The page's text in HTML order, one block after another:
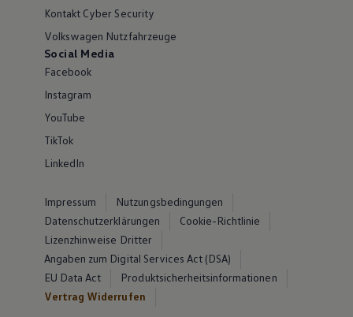
Kontakt Cyber Security
Volkswagen Nutzfahrzeuge
Social Media
Facebook
Instagram
YouTube
TikTok
LinkedIn
Impressum
Nutzungsbedingungen
Datenschutzerklärungen
Cookie-Richtlinie
Lizenzhinweise Dritter
Angaben zum Digital Services Act (DSA)
EU Data Act
Produktsicherheitsinformationen
Vertrag Widerrufen